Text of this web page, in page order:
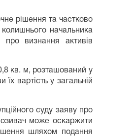
рішення та частково
колишнього начальника
визнання активів
кв. м, розташований у
вартість у загальній
суду заяву про
може оскаржити
шляхом подання